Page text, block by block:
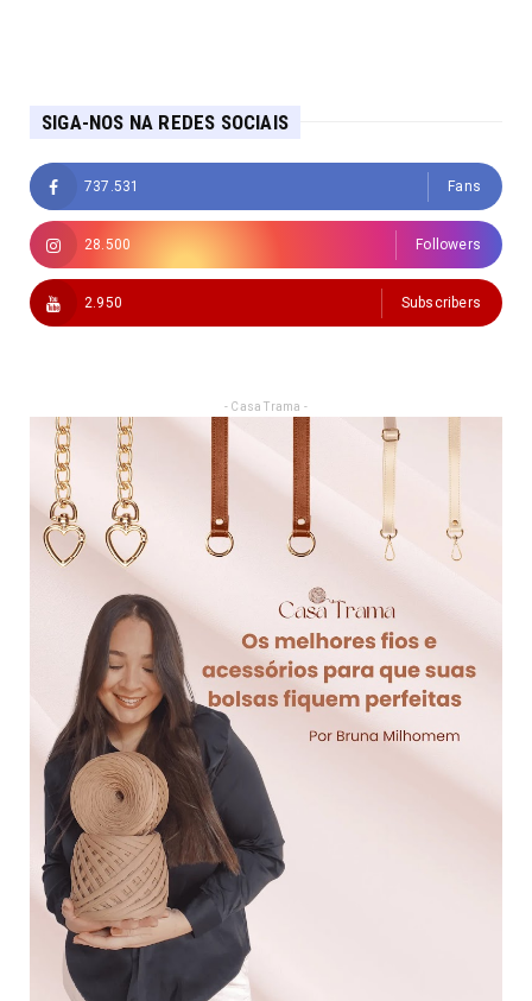
SIGA-NOS NA REDES SOCIAIS
737.531 Fans
28.500 Followers
2.950 Subscribers
- Casa Trama -